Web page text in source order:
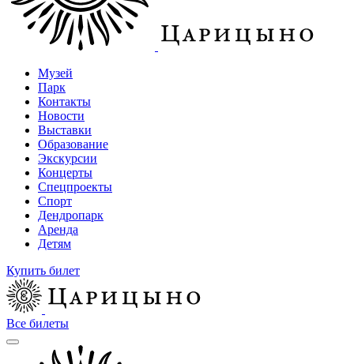
Музей
Парк
Контакты
Новости
Выставки
Образование
Экскурсии
Концерты
Спецпроекты
Спорт
Дендропарк
Аренда
Детям
Купить билет
Все билеты